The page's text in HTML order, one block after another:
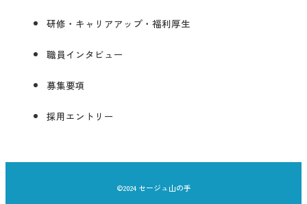
研修・キャリアアップ・福利厚生
職員インタビュー
募集要項
採用エントリー
©2024 セージュ山の手